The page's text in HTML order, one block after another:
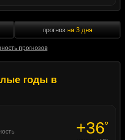
прогнозов
прогноз на 3 дня
годы в
+36°